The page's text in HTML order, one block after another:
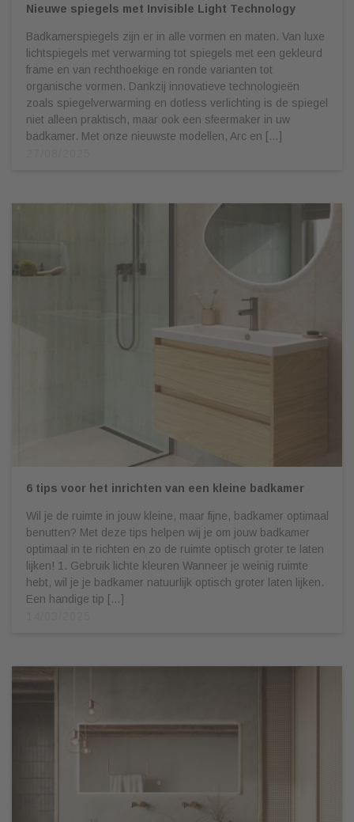
Nieuwe spiegels met Invisible Light Technology
Badkamerspiegels zijn er in alle vormen en maten. Van luxe
lichtspiegels met verwarming tot spiegels met een gekleurd
frame en van rechthoekige en ronde varianten tot
organische vormen. Dankzij innovatieve technologieën
zoals spiegelverwarming en dotless verlichting is de spiegel
niet alleen praktisch, maar ook een sfeermaker in uw
badkamer. Met onze nieuwste modellen, Arc en […]
6 tips voor het inrichten van een kleine badkamer
Wil je de ruimte in jouw kleine, maar fijne, badkamer optimaal
benutten? Met deze tips helpen wij je om jouw badkamer
optimaal in te richten en zo de ruimte optisch groter te laten
lijken! 1. Gebruik lichte kleuren Wanneer je weinig ruimte
hebt, wil je je badkamer natuurlijk optisch groter laten lijken.
Een handige tip […]